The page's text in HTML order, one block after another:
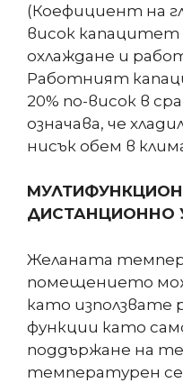
(Коефициент на
висок
охлаждане и
Работният
20% по-висок в
означава, че
нисък обем в
ДИСТАНЦИОННО
Желаната
помещението
като използвате
функции като
поддържане на
температурен